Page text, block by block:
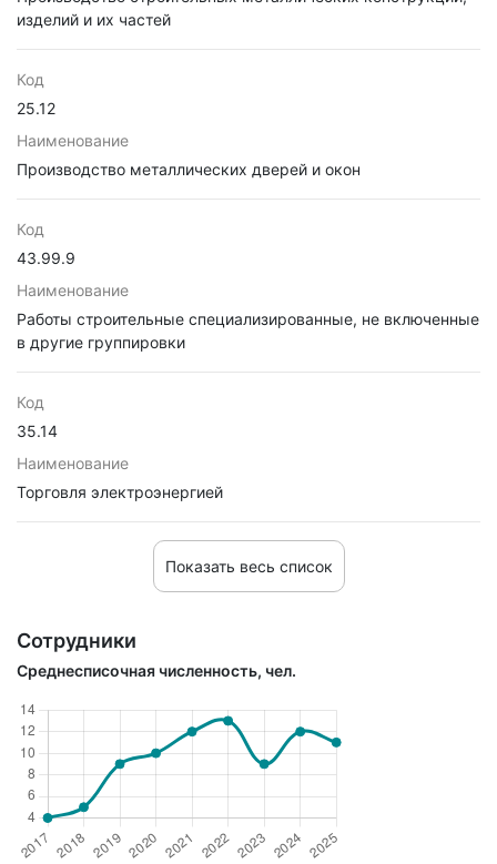
изделий и их частей
Код
25.12
Наименование
Производство металлических дверей и окон
Код
43.99.9
Наименование
Работы строительные специализированные, не включенные
в другие группировки
Код
35.14
Наименование
Торговля электроэнергией
Показать весь список
Сотрудники
Среднесписочная численность, чел.